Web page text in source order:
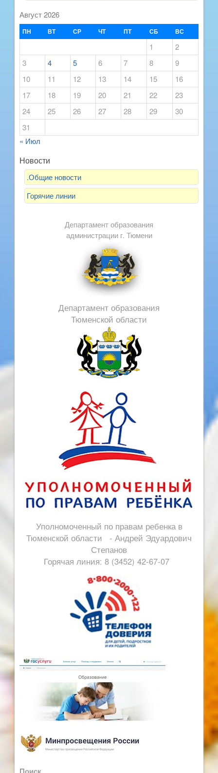
Август 2026
ПН ВТ СР ЧТ ПТ СБ ВС
1
2
3
4 5 6 7 8
9
10
11 12 13 14 15
16
17
18 19 20 21 22
23
24
25 26 27 28 29
30
31
« Июл
Новости
.Общие новости
Горячие линии
Департамент образования
администрации г. Тюмени
Департамент образования
Тюменской области
Уполномоченный по правам ребенка в
Тюменской области - Андрей Эдуардович
Степанов
Горячая линия: 8 (3452) 42-67-07
Поиск